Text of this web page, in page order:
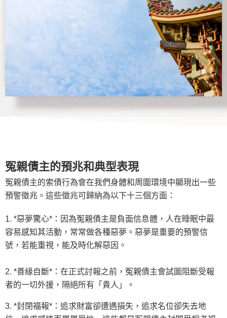
冤親債主的預兆和典型表現
冤親債主的索債行為會在我們身體和周圍環境中顯現出一些
預警徵兆。這些徵兆可歸納為以下十三個方面：
1. *惡夢驚心*：因為冤親債主是負面信息體，人在睡眠中最
容易感知其活動，常常做各種惡夢。惡夢是重要的預警信
號，若能重視，能及時化解惡因。
2. *善緣自斷*：在正式討報之前，冤親債主會試圖阻斷受報
者的一切外援，隔絕所有「貴人」。
3. *封閉福報*：追求財富卻遭遇損失，追求名位卻失去地